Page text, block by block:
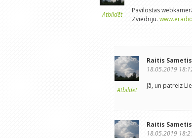
Atbildēt
Pavilostas
Zviedriju.
Atbildēt
Raitis Sametis
18.05.2019
Jā, un patreiz
Raitis Sametis
18.05.2019